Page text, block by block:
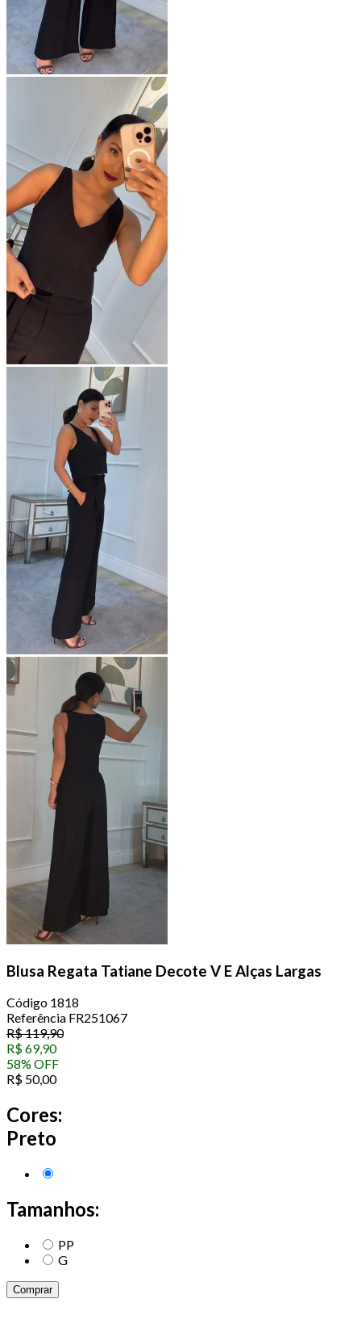
Blusa Regata Tatiane Decote V E Alças Largas
Código 1818
Referência FR251067
R$119,90
R$69,90
58% OFF
R$ 50,00
Cores:
Preto
Tamanhos:
PP
G
Comprar